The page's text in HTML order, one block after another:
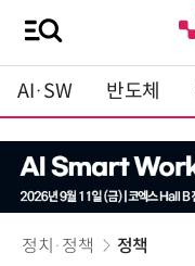
AI·SW 반도체
정치·정책 정책